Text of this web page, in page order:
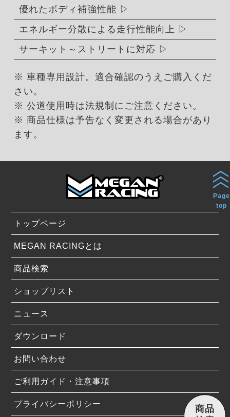
優れたボディ補強性能
エネルギー分散による走行性能向上
サーキット～ストリートに対応
※ 車種専用設計。適合確認のうえご購入くだ
さい。
※ 公道使用時は法規制にご注意ください。
※ 商品仕様は予告なく変更される場合があり
ます。
トップページ
MEGAN RACINGとは
商品検索
ショップリスト
ニュース
ダウンロード
お問い合わせ
ご利用ガイド・注意事項
プライバシーポリシー
Page
top
商品